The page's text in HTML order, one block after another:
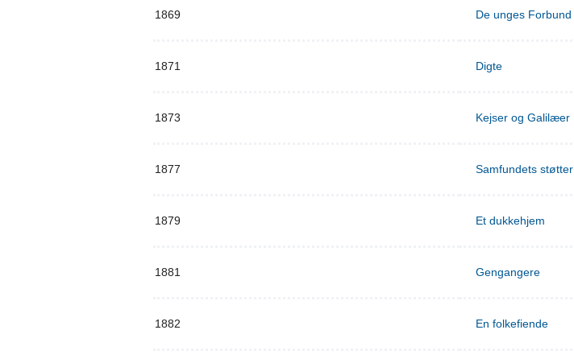
1869 De unges Forbund
1871 Digte
1873 Kejser og Galilæer
1877 Samfundets støtter
1879 Et dukkehjem
1881 Gengangere
1882 En folkefiende